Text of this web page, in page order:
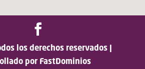
los derechos reservados |
por FastDominios